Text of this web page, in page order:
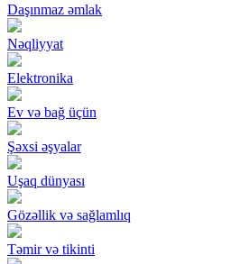
Daşınmaz əmlak
Nəqliyyat
Elektronika
Ev və bağ üçün
Şəxsi əşyalar
Uşaq dünyası
Gözəllik və sağlamlıq
Təmir və tikinti